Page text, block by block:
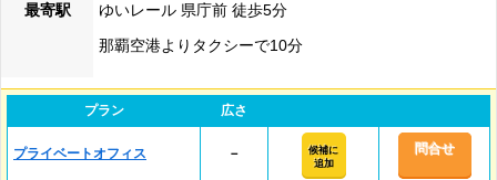
最寄駅
ゆいレール 県庁前 徒歩5分
那覇空港よりタクシーで10分
プラン 広さ
プライベートオフィス －
候補に
追加
問合せ